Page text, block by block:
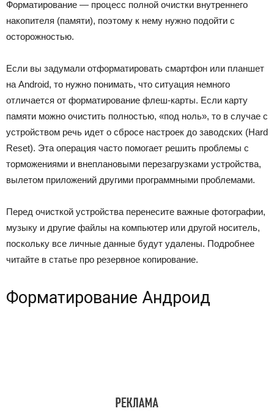
Форматирование — процесс полной очистки внутреннего
накопителя (памяти), поэтому к нему нужно подойти с
осторожностью.
Если вы задумали отформатировать смартфон или планшет
на Android, то нужно понимать, что ситуация немного
отличается от форматирование флеш-карты. Если карту
памяти можно очистить полностью, «под ноль», то в случае с
устройством речь идет о сбросе настроек до заводских (Hard
Reset). Эта операция часто помогает решить проблемы с
торможениями и внеплановыми перезагрузками устройства,
вылетом приложений другими программными проблемами.
Перед очисткой устройства перенесите важные фотографии,
музыку и другие файлы на компьютер или другой носитель,
поскольку все личные данные будут удалены. Подробнее
читайте в статье про резервное копирование.
Форматирование Андроид